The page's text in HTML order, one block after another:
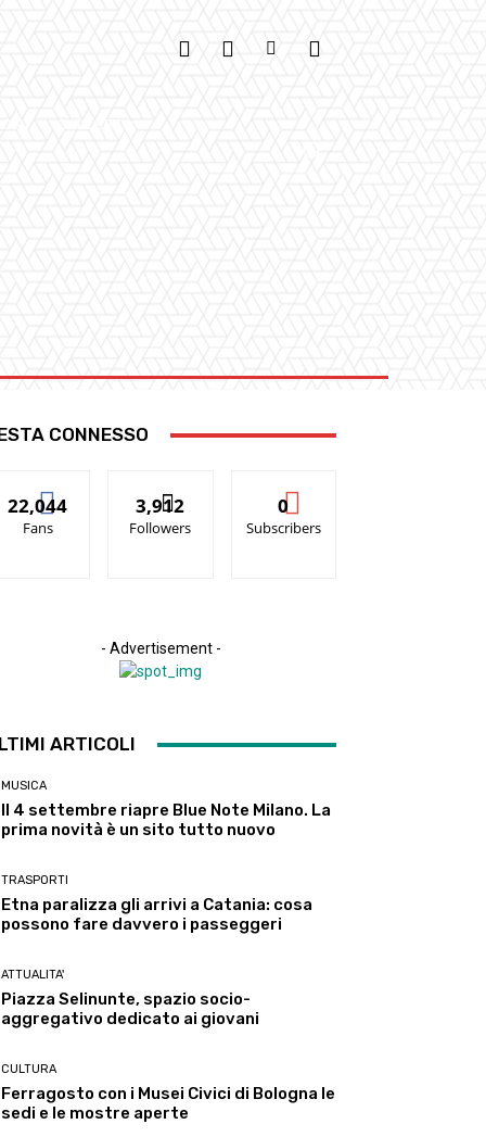
CONNESSO
22,044
Fans
3,912
Followers
0
Subscribers
- Advertisement -
ARTICOLI
MUSICA
Il 4 settembre riapre Blue Note Milano. La
prima novità è un sito tutto nuovo
TRASPORTI
Etna paralizza gli arrivi a Catania: cosa
possono fare davvero i passeggeri
ATTUALITA'
Piazza Selinunte, spazio socio-
aggregativo dedicato ai giovani
CULTURA
Ferragosto con i Musei Civici di Bologna le
sedi e le mostre aperte